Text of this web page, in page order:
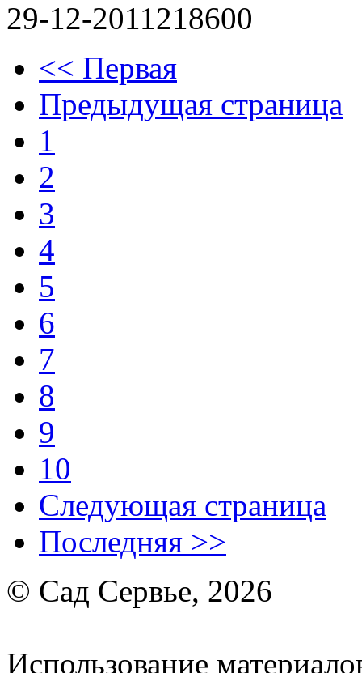
29-12-2011218600
<< Первая
Предыдущая страница
1
2
3
4
5
6
7
8
9
10
Следующая страница
Последняя >>
© Сад Сервье, 2026
Использование